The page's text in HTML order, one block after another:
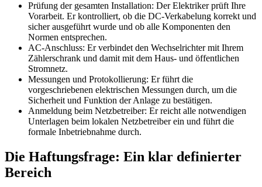
Prüfung der gesamten Installation: Der Elektriker prüft Ihre
Vorarbeit. Er kontrolliert, ob die DC-Verkabelung korrekt und
sicher ausgeführt wurde und ob alle Komponenten den
Normen entsprechen.
AC-Anschluss: Er verbindet den Wechselrichter mit Ihrem
Zählerschrank und damit mit dem Haus- und öffentlichen
Stromnetz.
Messungen und Protokollierung: Er führt die
vorgeschriebenen elektrischen Messungen durch, um die
Sicherheit und Funktion der Anlage zu bestätigen.
Anmeldung beim Netzbetreiber: Er reicht alle notwendigen
Unterlagen beim lokalen Netzbetreiber ein und führt die
formale Inbetriebnahme durch.
Die Haftungsfrage: Ein klar definierter
Bereich